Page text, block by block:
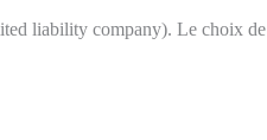
liability company). Le choix de